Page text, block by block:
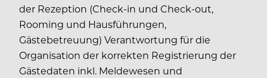
der Rezeption (Check-in und Check-out,
Rooming und Hausführungen,
Gästebetreuung) Verantwortung für die
Organisation der korrekten Registrierung der
Gästedaten inkl. Meldewesen und